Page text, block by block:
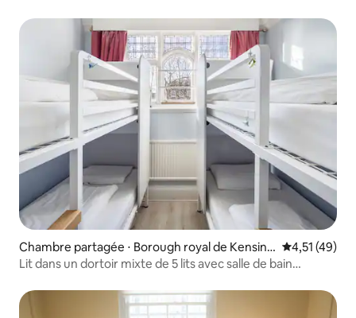
Chambre partagée ⋅ Borough royal de Kensing
ton et Chelsea
Évaluation
4,51 (49)
Lit dans un dortoir mixte de 5 lits avec salle de bain